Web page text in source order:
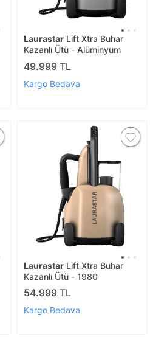
Laurastar Lift Xtra Buhar
Kazanlı Ütü - Alüminyum
49.999 TL
Kargo Bedava
Laurastar Lift Xtra Buhar
Kazanlı Ütü - 1980
54.999 TL
Kargo Bedava